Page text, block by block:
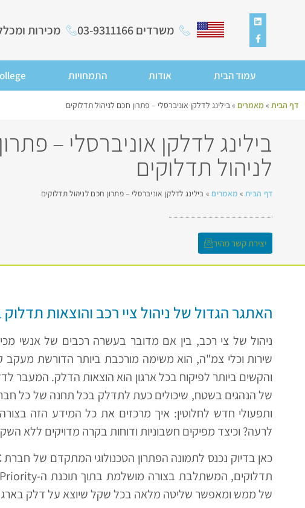
משרדים 03-9311166 מכירות ומכללה 072-
עמוד הבית אודות התמחויות
דף הבית » מאמרים »בילינג לדלקן אוניברסלי – פתרון חכם לניהול תדלוקים
בילינג לדלקן אוניברסלי –
לניהול תדלוקים
דף הבית» מאמרים » בילינג לדלקן אוניברסלי – פתרון חכם לניהול תדלוקים
יצירת קשר מהיר
האתגר הגדול של ניהול ציי רכב והוצאות תדלוק
ניהול של צי רכב, בין אם מדובר בעשרה רכבים של אנשי
שירות וכלי צמ"ה, הוא משימה מורכבת ביותר הדורשת מעקב
והקשים ביותר לפיקוח בכל ארגון הוא הוצאות הדלק. המעבר
של הנהגים בשטח, שיכולים כעת לתדלק בכל תחנה של כל
ותפעולי חדש לחלוטין: איך מרכזים את כל המידע הזה בצורה
לרעה? וכיצד מפיקים חשבוניות ודוחות בקרה מדויקים ללא
כאן בדיוק נכנס לתמונה הפתרון הטכנולוגי המתקדם של חברת
של ממש ומאפשר שליטה מלאה בכל שקל שיוצא על דלק